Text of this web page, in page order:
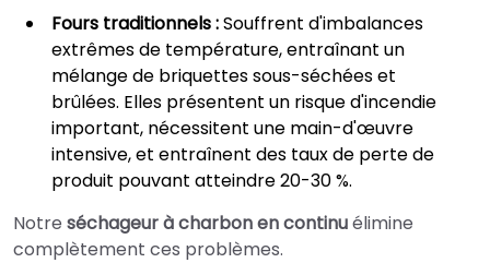
Fours traditionnels :Souffrent d'imbalances
extrêmes de température, entraînant un
mélange de briquettes sous-séchées et
brûlées. Elles présentent un risque d'incendie
important, nécessitent une main-d'œuvre
intensive, et entraînent des taux de perte de
produit pouvant atteindre 20-30 %.
Notre séchageur à charbon en continuélimine
complètement ces problèmes.